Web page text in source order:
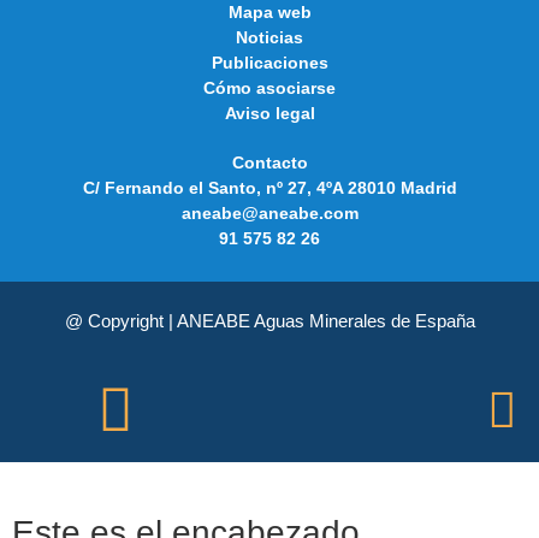
Mapa web
Noticias
Publicaciones
Cómo asociarse
Aviso legal
Contacto
C/ Fernando el Santo, nº 27, 4ºA 28010 Madrid
aneabe@aneabe.com
91 575 82 26
@ Copyright | ANEABE Aguas Minerales de España